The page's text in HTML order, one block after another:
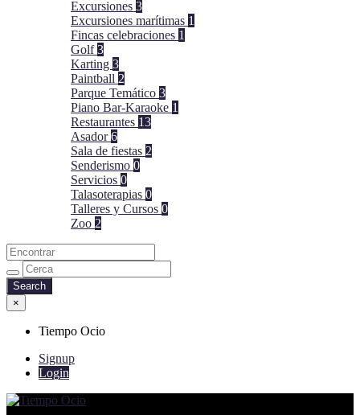
Excursiones 3
Excursiones marítimas 1
Fincas celebraciones 1
Golf3
Karting 3
Paintball 2
Parque Temático 3
Piano Bar-Karaoke 1
Restaurantes 13
Asador6
Sala de fiestas 2
Senderismo 0
Servicios 0
Talasoterapias 0
Talleres y Cursos 0
Zoo 2
×
Tiempo Ocio
Signup
Login